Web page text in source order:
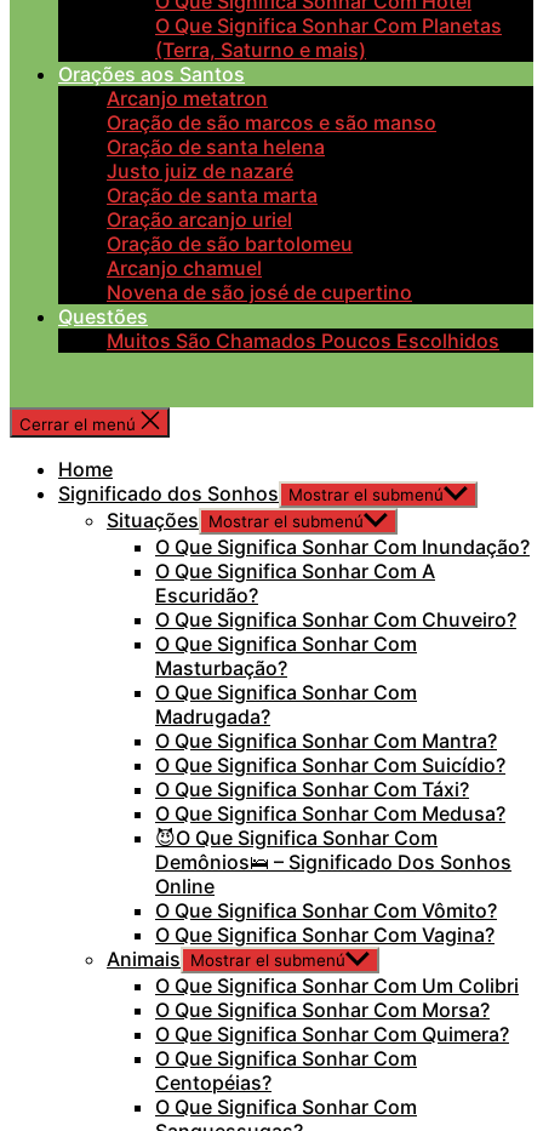
O Que Significa Sonhar Com Planetas
(Terra, Saturno e mais)
Orações aos Santos
Arcanjo metatron
Oração de são marcos e são manso
Oração de santa helena
Justo juiz de nazaré
Oração de santa marta
Oração arcanjo uriel
Oração de são bartolomeu
Arcanjo chamuel
Novena de são josé de cupertino
Questões
Muitos São Chamados Poucos Escolhidos
Cerrar el menú
Home
Significado dos Sonhos
Mostrar el submenú
Situações Mostrar el submenú
O Que Significa Sonhar Com Inundação?
O Que Significa Sonhar Com A
Escuridão?
O Que Significa Sonhar Com Chuveiro?
O Que Significa Sonhar Com
Masturbação?
O Que Significa Sonhar Com
Madrugada?
O Que Significa Sonhar Com Mantra?
O Que Significa Sonhar Com Suicídio?
O Que Significa Sonhar Com Táxi?
O Que Significa Sonhar Com Medusa?
😈O Que Significa Sonhar Com
Demônios🛌 – Significado Dos Sonhos
Online
O Que Significa Sonhar Com Vômito?
O Que Significa Sonhar Com Vagina?
Animais
Mostrar el submenú
O Que Significa Sonhar Com Um Colibri
O Que Significa Sonhar Com Morsa?
O Que Significa Sonhar Com Quimera?
O Que Significa Sonhar Com
Centopéias?
O Que Significa Sonhar Com